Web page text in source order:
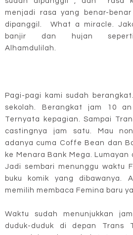
menjadi rasa yang benar-
dipanggil. What a miracle.
banjir dan hujan seperti
Alhamdulilah.
Pagi-pagi kami sudah
sekolah. Berangkat jam 10
Ternyata kepagian. Sampai
castingnya jam satu. Mau
adanya cuma Coffe Bean dan
ke Menara Bank Mega. Lumayan
Jadi sembari menunggu waktu
buku komik yang dibawanya.
memilih membaca Femina baru
Waktu sudah menunjukkan
duduk-duduk di depan Trans